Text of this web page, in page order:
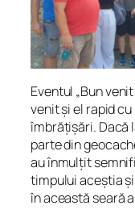
Eventul „Bun
venit și el rapid
îmbrățișări. Dacă
parte din
au înmulțit
timpului aceștia
în această seară